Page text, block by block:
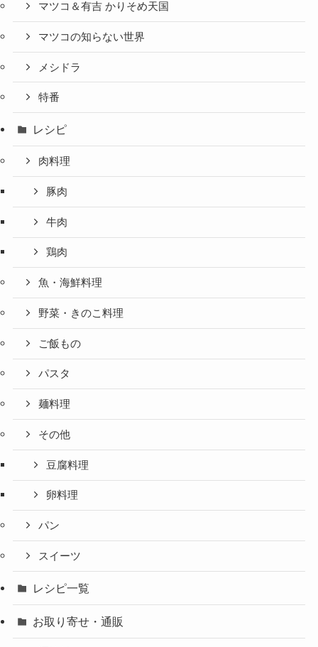
マツコ＆有吉 かりそめ天国
マツコの知らない世界
メシドラ
特番
レシピ
肉料理
豚肉
牛肉
鶏肉
魚・海鮮料理
野菜・きのこ料理
ご飯もの
パスタ
麺料理
その他
豆腐料理
卵料理
パン
スイーツ
レシピ一覧
お取り寄せ・通販